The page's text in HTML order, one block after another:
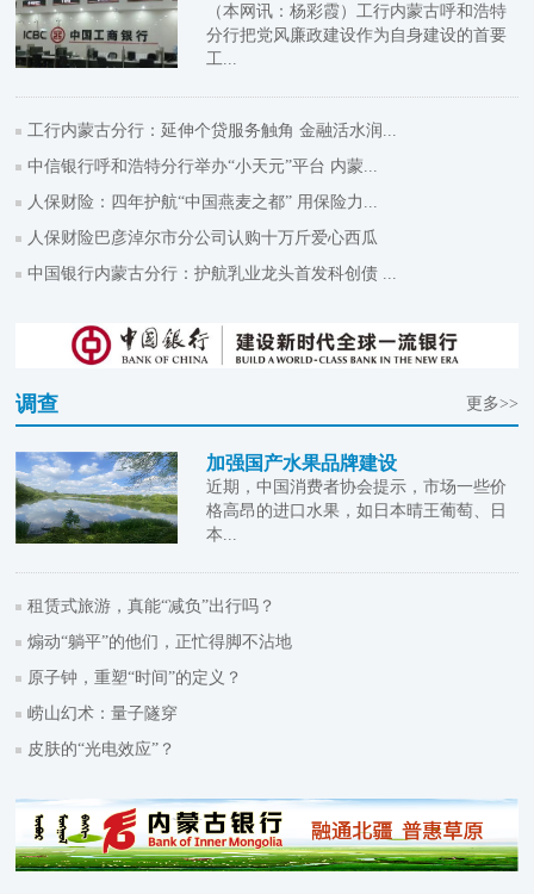
（本网讯：杨彩霞）工行内蒙古呼和浩特
分行把党风廉政建设作为自身建设的首要
工...
工行内蒙古分行：延伸个贷服务触角 金融活水润...
中信银行呼和浩特分行举办“小天元”平台 内蒙...
人保财险：四年护航“中国燕麦之都” 用保险力...
人保财险巴彦淖尔市分公司认购十万斤爱心西瓜
中国银行内蒙古分行：护航乳业龙头首发科创债 ...
调查 更多>>
加强国产水果品牌建设
近期，中国消费者协会提示，市场一些价
格高昂的进口水果，如日本晴王葡萄、日
本...
租赁式旅游，真能“减负”出行吗？
煽动“躺平”的他们，正忙得脚不沾地
原子钟，重塑“时间”的定义？
崂山幻术：量子隧穿
皮肤的“光电效应”？